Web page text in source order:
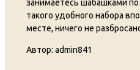
занимаетесь шабашками по
такого удобного набора
месте, ничего не
Автор: admin841